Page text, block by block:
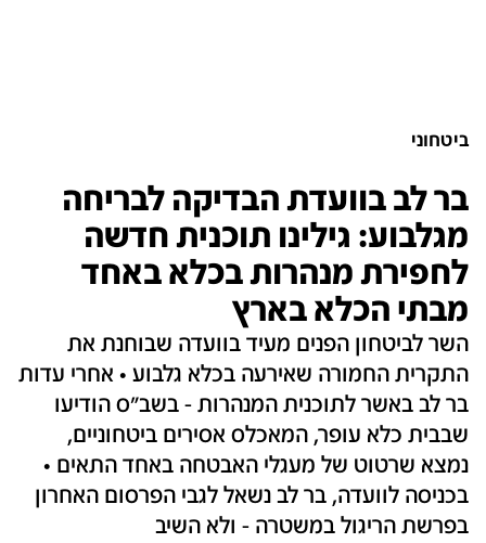
ביטחוני
בר לב בוועדת הבדיקה לבריחה
מגלבוע: גילינו תוכנית חדשה
לחפירת מנהרות בכלא באחד
מבתי הכלא בארץ
השר לביטחון הפנים מעיד בוועדה שבוחנת את
התקרית החמורה שאירעה בכלא גלבוע • אחרי עדות
בר לב באשר לתוכנית המנהרות - בשב"ס הודיעו
שבבית כלא עופר, המאכלס אסירים ביטחוניים,
נמצא שרטוט של מעגלי האבטחה באחד התאים •
בכניסה לוועדה, בר לב נשאל לגבי הפרסום האחרון
בפרשת הריגול במשטרה - ולא השיב